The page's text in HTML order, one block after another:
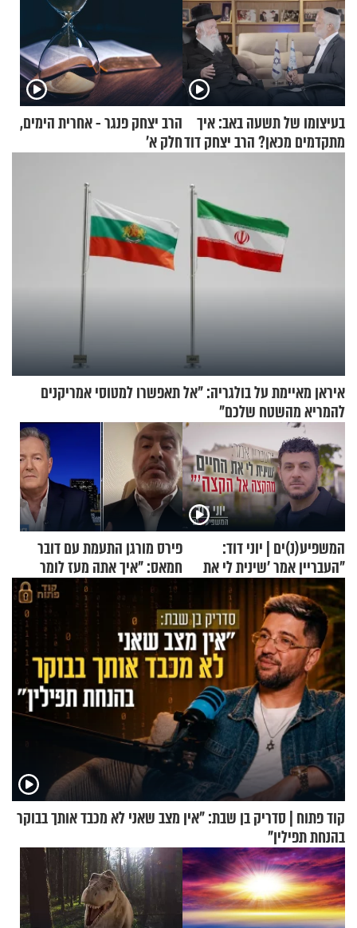
בעיצומו של תשעה באב: איך
מתקדמים מכאן? הרב יצחק דוד
הרב יצחק פנגר - אחרית הימים,
חלק א’
איראן מאיימת על בולגריה: "אל תאפשרו למטוסי אמריקנים
להמריא מהשטח שלכם"
המשפיע(נ)ים | יוני דוד:
"העבריין אמר 'שינית לי את
החיים מהקצה אל הקצה'"
פירס מורגן התעמת עם דובר
חמאס: "איך אתה מעז לומר
שלא ביצעתם פשעי מלחמה?!"
קוד פתוח | סדריק בן שבת: "אין מצב שאני לא מכבד אותך בבוקר
בהנחת תפילין"